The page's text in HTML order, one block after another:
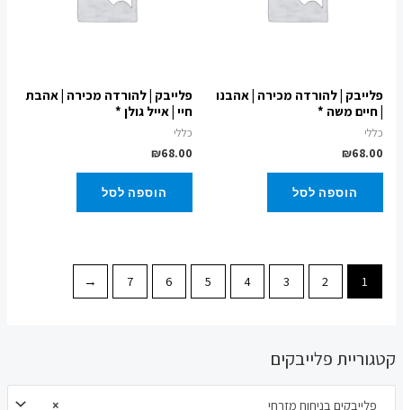
קטגוריית פלייבקים
× פלייבקים בניחוח מזרחי
פלייבק | להורדה מכירה | אהבנו
| חיים משה *
כללי
₪68.00
הוספה לסל
פלייבק | להורדה מכירה | אהבת
חיי | אייל גולן *
כללי
₪68.00
הוספה לסל
1
2
3
4
5
6
7
←